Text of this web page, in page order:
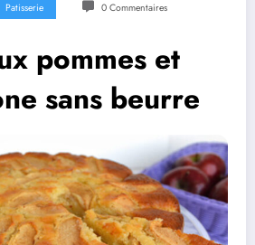
Patisserie 0 Commentaires
pommes et
sans beurre